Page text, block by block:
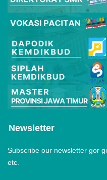
Newsletter
Subscribe our newsletter gor
etc.